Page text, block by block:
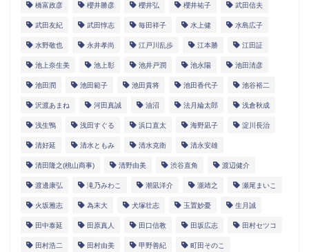
橋富政彦 櫻井勝彦 櫻井弘 櫻井祐子 武田信夫
武田友紀 武田惇志 毎田祥子 水上健 水島広子
水野敬也 永井孝尚 江戸川乱歩 江本勝 江田証
池上奈生美 池上彰 池井戸潤 池永陽 池田清彦
池田潤 池田範子 池田貴将 池田香代子 池谷裕二
沢渡あまね 河田真誠 油沼 法月綸太郎 浅倉秋成
浅生鴨 浅田すぐる 浜口直太 海野凪子 淀川長治
清好延 清水ともみ 清水克衛 清永安雄
清田隆之(桃山商事) 清野由美 渋谷直角 渡辺健介
渡邊康弘 滝乃みわこ 潮凪洋介 瀧靖之 瀬尾まいこ
火坂雅志 為末大 犬塚壮志 玉置妙憂 生月誠
田中泰延 田原真人 田口信教 田坂広志 田村セツコ
田村浩二 田村由美 甲野善紀 町田そのこ